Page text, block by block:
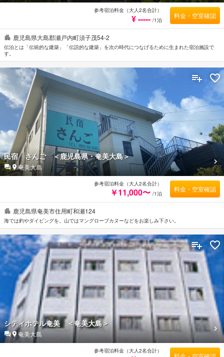
鹿児島県大島郡瀬戸内町須子茂54-2
伝泊とは「伝統的な建築」「伝説的な建築」を次の時代につなげるために生まれた宿泊施設で
す。
参考宿泊料金（大人2名合計）
¥ ----- /1泊
料金・空室確認
鹿児島県奄美市住用町和瀬124
海では釣やダイビングを。山ではマングローブカヌーなどをお楽しみ下さい。
民宿 さんご ＜鹿児島県・奄美大島＞
奄美大島
参考宿泊料金（大人2名合計）
￥11,000〜 /1泊
料金・空室確認
シティホテル奄美 ＜奄美大島＞
奄美大島
参考宿泊料金（大人2名合計）